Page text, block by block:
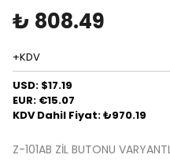
₺ 808.49
+KDV
USD: $17.19
EUR: €15.07
KDV Dahil Fiyat: ₺970.19
Z-101AB ZİL BUTONU